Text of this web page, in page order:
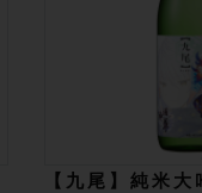
【九尾】純米